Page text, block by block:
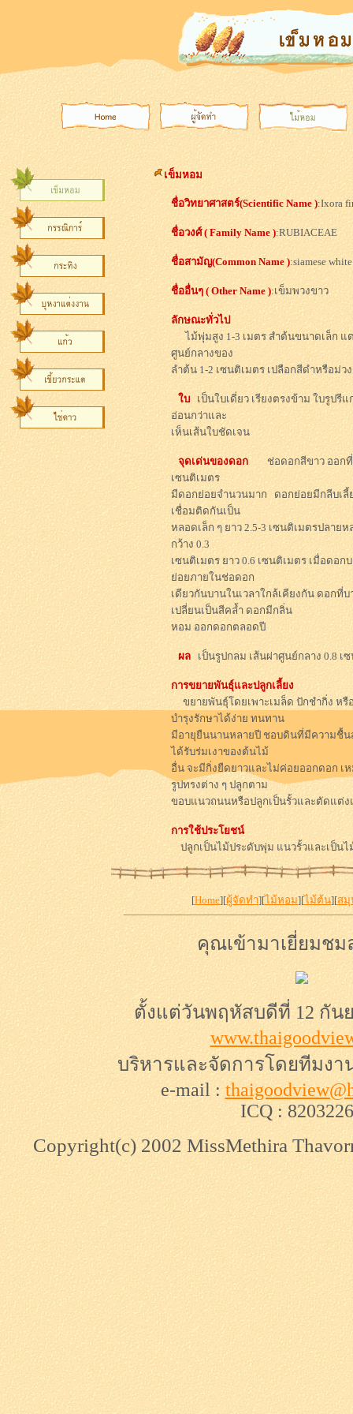
เข็มหอม
ชื่อวิทยาศาสตร์(Scientific Name ):Ixora
ชื่อวงศ์ ( Family Name ):RUBIACEAE
ชื่อสามัญ(Common Name ):siamese
ชื่ออื่นๆ ( Other Name ):เข็มพวงขาว
ลักษณะทั่วไป
ไม้พุ่มสูง 1-3 เมตร สำต้นขนาดเล็ก
ศูนย์กลางของ
ลำต้น 1-2 เซนติเมตร เปลือกสีดำหรือม่ว
ใบ เป็นใบเดี่ยว เรียงตรงข้าม ใบรูป
อ่อนกว่าและ
เห็นเส้นใบชัดเจน
จุดเด่นของดอก
ช่อดอกสีขาว ออกที่
เซนติเมตร
มีดอกย่อยจำนวนมาก ดอกย่อยมีกลีบเลี้
เชื่อมติดกันเป็น
หลอดเล็ก ๆ ยาว 2.5-3 เซนติเมตรปลา
กว้าง 0.3
เซนติเมตร ยาว 0.6 เซนติเมตร เมื่อดอ
ย่อยภายในช่อดอก
เดียวกันบานในเวลาใกล้เคียงกัน ดอกที่
เปลี่ยนเป็นสีคล้ำ ดอกมีกลิ่น
หอม ออกดอกตลอดปี
ผล เป็นรูปกลม เส้นผ่าศูนย์กลาง 0.8
การขยายพันธุ์และปลูกเลี้ยง
ขยายพันธุ์โดยเพาะเมล็ด ปักชำกิ่ง หรื
บำรุงรักษาได้ง่าย ทนทาน
มีอายุยืนนานหลายปี ชอบดินที่มีความชื้
ได้รับร่มเงาของต้นไม้
อื่น จะมีกิ่งยืดยาวและไม่ค่อยออกดอก
รูปทรงต่าง ๆ ปลูกตาม
ขอบแนวถนนหรือปลูกเป็นรั้วและตัดแต่ง
การใช้ประโยชน์
ปลูกเป็นไม้ประดับพุ่ม แนวรั้วและเป็
[Home][ผู้จัดทำ][ไม้หอม][ไม้ต้น][สมุ
คุณเข้ามาเยี่ยมช
ตั้งแต่วันพฤหัสบดีที่ 12 กัน
บริหารและจัดการโดยทีมง
e-mail :
ICQ :
Copyright(c) 2002 MissMethira